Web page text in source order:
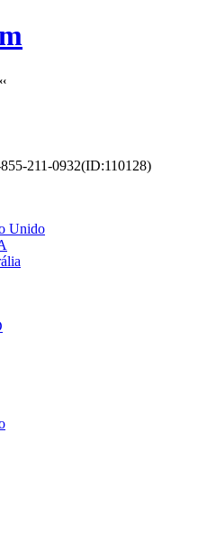
211-0932(ID:110128)
Unido